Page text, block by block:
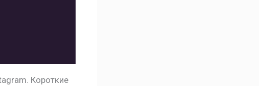
Короткие